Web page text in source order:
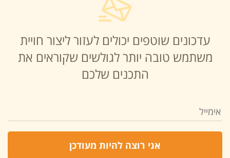
עדכונים שוטפים יכולים לעזור ליצור חויית
משתמש טובה יותר לגולשים שקוראים את
התכנים שלכם